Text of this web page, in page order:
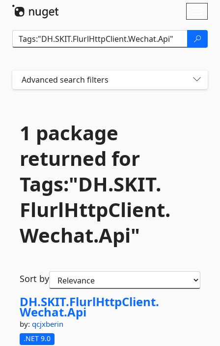
Advanced search filters
1 package
returned for
Tags:"DH.SKIT.
FlurlHttpClient.
Wechat.Api"
Sort by
DH.SKIT.FlurlHttpClient.
Wechat.Api
by: qcjxberin
.NET 9.0